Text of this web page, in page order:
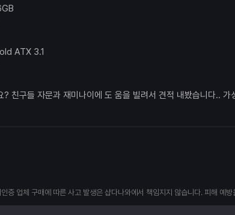
ATX 3.1
? 친구들 자문과 재미나이에 도 움을 빌려서 견적 내봤습니다.. 가
증 업체 구매에 따른 사고 발생은 샵다나와에서 책임지지 않습니다. 피해 예